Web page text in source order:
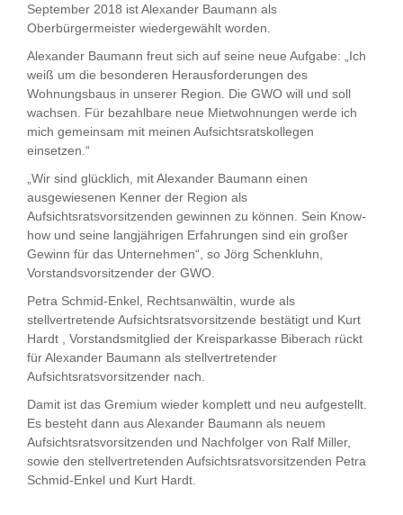
September 2018 ist Alexander Baumann als
Oberbürgermeister wiedergewählt worden.
Alexander Baumann freut sich auf seine neue Aufgabe: „Ich
weiß um die besonderen Herausforderungen des
Wohnungsbaus in unserer Region. Die GWO will und soll
wachsen. Für bezahlbare neue Mietwohnungen werde ich
mich gemeinsam mit meinen Aufsichtsratskollegen
einsetzen.“
„Wir sind glücklich, mit Alexander Baumann einen
ausgewiesenen Kenner der Region als
Aufsichtsratsvorsitzenden gewinnen zu können. Sein Know-
how und seine langjährigen Erfahrungen sind ein großer
Gewinn für das Unternehmen“, so Jörg Schenkluhn,
Vorstandsvorsitzender der GWO.
Petra Schmid-Enkel, Rechtsanwältin, wurde als
stellvertretende Aufsichtsratsvorsitzende bestätigt und Kurt
Hardt , Vorstandsmitglied der Kreisparkasse Biberach rückt
für Alexander Baumann als stellvertretender
Aufsichtsratsvorsitzender nach.
Damit ist das Gremium wieder komplett und neu aufgestellt.
Es besteht dann aus Alexander Baumann als neuem
Aufsichtsratsvorsitzenden und Nachfolger von Ralf Miller,
sowie den stellvertretenden Aufsichtsratsvorsitzenden Petra
Schmid-Enkel und Kurt Hardt.